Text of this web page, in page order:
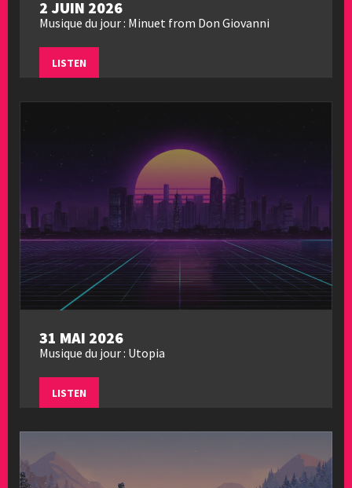
2 JUIN 2026
Musique du jour : Minuet from Don Giovanni
LISTEN
31 MAI 2026
Musique du jour : Utopia
LISTEN